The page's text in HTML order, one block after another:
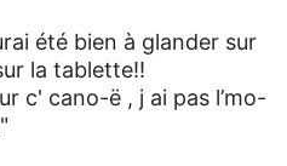
été bien à glander sur
la tablette!!
c' cano-ë , j ai pas l’mo-